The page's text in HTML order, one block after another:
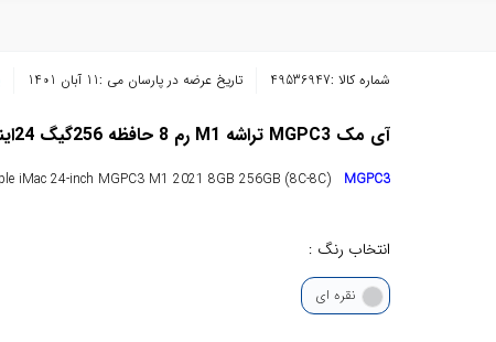
شماره کالا :49536947 تاریخ عرضه در پارسان می :11 آبان 1401
آی مک MGPC3 تراشه M1 رم 8 حافظه 256گیگ 24اینچ مدل 2021
iMac 24-inch MGPC3 M1 2021 8GB 256GB (8C-8C) MGPC3
انتخاب رنگ :
نقره ای